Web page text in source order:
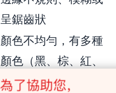
呈鋸齒狀
顏色不均勻，有多種
顏色（黑、棕、紅、
白、藍）